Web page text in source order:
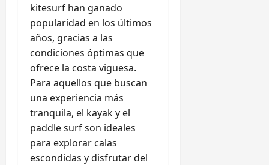
kitesurf han ganado
popularidad en los últimos
años, gracias a las
condiciones óptimas que
ofrece la costa viguesa.
Para aquellos que buscan
una experiencia más
tranquila, el kayak y el
paddle surf son ideales
para explorar calas
escondidas y disfrutar del